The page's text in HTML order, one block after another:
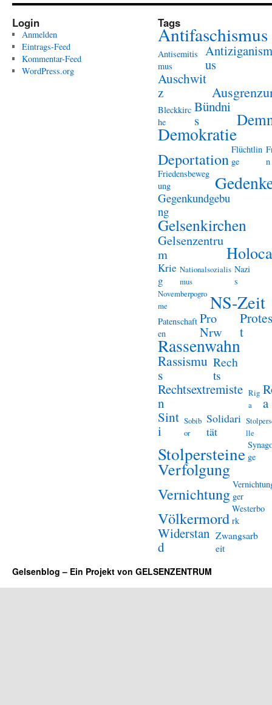
Login
Anmelden
Eintrags-Feed
Kommentar-Feed
WordPress.org
Tags
Antifaschismus
Antisemitis
mus
Antiziganism
us
Auschwit
z
Bleckkirc
he
Bündni
s
Demokratie
Deportation
Flüchtlin
ge
n
Friedensbeweg
ung
Gegenkundgebu
ng
Gelsenkirchen
Gelsenzentru
m
Krie
g
Nationalsozialis
mus
Nazi
s
Novemberpogro
me
NS-Zeit
Patenschaft
en
Pro
Nrw
Protes
t
Rassenwahn
Rassismu
s
Rech
ts
Rechtsextremiste
n
Rig
a
a
Sint
i
Sobib
or
Solidari
tät
lle
Stolpersteine ge
Verfolgung
Vernichtung ger
Völkermord Westerbo
rk
Widerstan
d
Zwangsarb
eit
Gelsenblog – Ein Projekt von GELSENZENTRUM